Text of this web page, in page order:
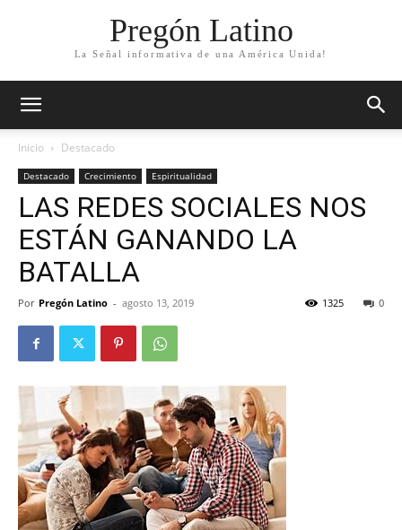
Pregón Latino
La Señal informativa de una América Unida!
Inicio Destacado
Destacado Crecimiento Espiritualidad
LAS REDES SOCIALES NOS
ESTÁN GANANDO LA
BATALLA
Por Pregón Latino - agosto 13, 2019 0
1325